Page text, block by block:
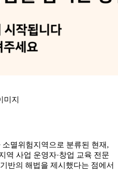
지
소멸위험지역으로 분류된 현재,
역 사업 운영자·창업 교육 전문
반의 해법을 제시했다는 점에서